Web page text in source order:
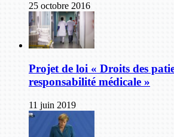
25 octobre 2016
Projet de loi « Droits des
responsabilité médicale »
11 juin 2019